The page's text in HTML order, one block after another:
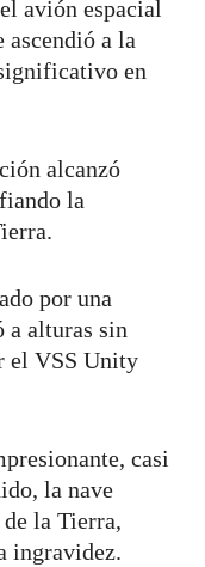
avión espacial
ascendió a la
en
alcanzó
la
por una
alturas sin
el VSS Unity
casi
la nave
la Tierra,
ingravidez.